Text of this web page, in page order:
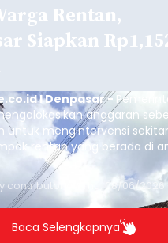
Rentan,
Siapkan
I Denpasar -
anggaran
untuk mengintervensi
rentan yang berada di
Langkah strategis ini
masyarakat yang berada
5 dan 6 tersebut agar tidak
miskin.
contributor Thu, 08/06/2026
Baca Selengkapnya